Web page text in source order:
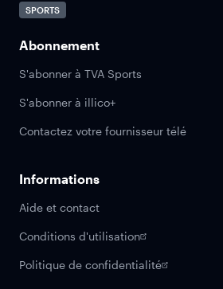
SPORTS
Abonnement
S'abonner à TVA Sports
S'abonner à illico+
Contactez votre fournisseur télé
Informations
Aide et contact
Conditions d'utilisation
Politique de confidentialité